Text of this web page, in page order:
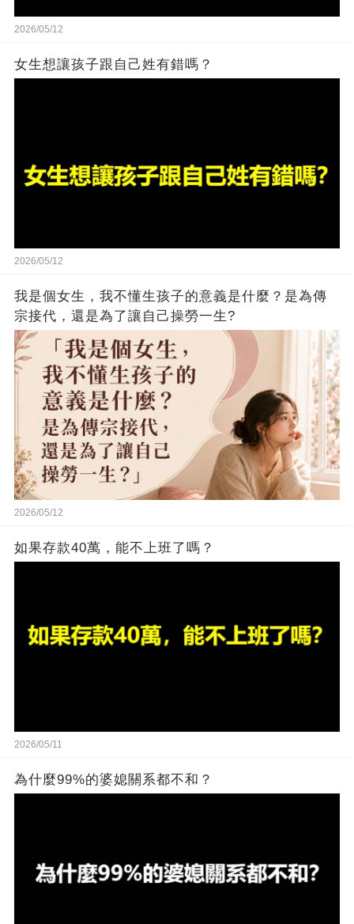
2026/05/12
女生想讓孩子跟自己姓有錯嗎？
2026/05/12
我是個女生，我不懂生孩子的意義是什麼？是為傳
宗接代，還是為了讓自己操勞一生?
2026/05/12
如果存款40萬，能不上班了嗎？
2026/05/11
為什麼99%的婆媳關系都不和？